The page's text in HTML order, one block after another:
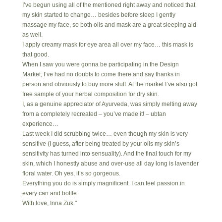
I’ve begun using all of the mentioned right away and noticed that
my skin started to change… besides before sleep I gently
massage my face, so both oils and mask are a great sleeping aid
as well.
I apply creamy mask for eye area all over my face… this mask is
that good.
When I saw you were gonna be participating in the Design
Market, I’ve had no doubts to come there and say thanks in
person and obviously to buy more stuff. At the market I’ve also got
free sample of your herbal composition for dry skin.
I, as a genuine appreciator of Ayurveda, was simply melting away
from a completely recreated – you’ve made it! – ubtan
experience…
Last week I did scrubbing twice… even though my skin is very
sensitive (I guess, after being treated by your oils my skin’s
sensitivity has turned into sensuality). And the final touch for my
skin, which I honestly abuse and over-use all day long is lavender
floral water. Oh yes, it’s so gorgeous.
Everything you do is simply magnificent. I can feel passion in
every can and bottle.
With love, Inna Zuk."